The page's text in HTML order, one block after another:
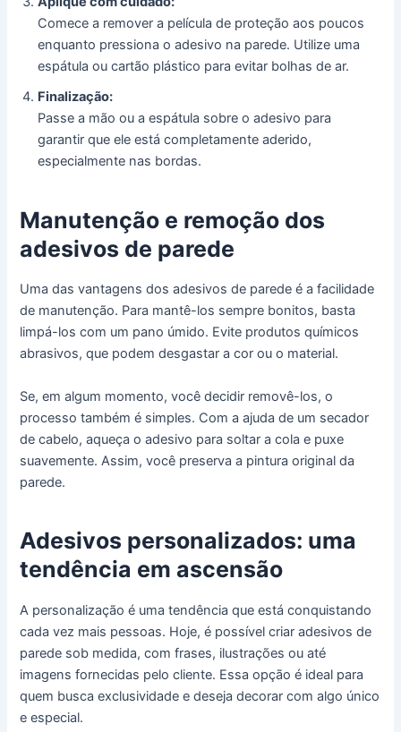
Comece a remover a película de proteção aos poucos
enquanto pressiona o adesivo na parede. Utilize uma
espátula ou cartão plástico para evitar bolhas de ar.
Finalização:
Passe a mão ou a espátula sobre o adesivo para
garantir que ele está completamente aderido,
especialmente nas bordas.
Manutenção e remoção dos
adesivos de parede
Uma das vantagens dos adesivos de parede é a facilidade
de manutenção. Para mantê-los sempre bonitos, basta
limpá-los com um pano úmido. Evite produtos químicos
abrasivos, que podem desgastar a cor ou o material.
Se, em algum momento, você decidir removê-los, o
processo também é simples. Com a ajuda de um secador
de cabelo, aqueça o adesivo para soltar a cola e puxe
suavemente. Assim, você preserva a pintura original da
parede.
Adesivos personalizados: uma
tendência em ascensão
A personalização é uma tendência que está conquistando
cada vez mais pessoas. Hoje, é possível criar adesivos de
parede sob medida, com frases, ilustrações ou até
imagens fornecidas pelo cliente. Essa opção é ideal para
quem busca exclusividade e deseja decorar com algo único
e especial.